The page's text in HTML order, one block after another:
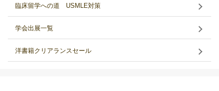
臨床留学への道 USMLE対策
学会出展一覧
洋書籍クリアランスセール